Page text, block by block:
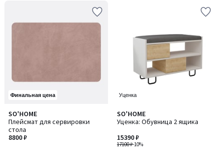
Финальная цена
SO'HOME
Плейсмат для сервировки
стола
8800 ₽
Уценка
SO'HOME
Уценка: Обувница 2 ящика
17100 ₽-10%
15390 ₽